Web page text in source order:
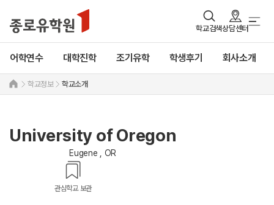
학교검색상담센터
어학연수 대학진학 조기유학 학생후기 회사소개
학교정보 학교소개
University of Oregon
Eugene , OR
관심학교 보관